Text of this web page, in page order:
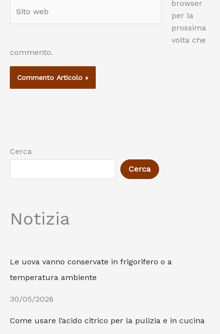
web
browser
per la
prossima
volta che
commento.
Cerca
Cerca
Notizia
Le uova vanno conservate in frigorifero o a
temperatura ambiente
30/05/2026
Come usare l’acido citrico per la pulizia e in cucina